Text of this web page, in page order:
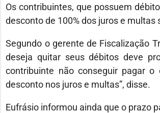
Os contribuintes, que possuem
desconto de 100% dos juros e
Segundo o gerente de Fiscalização
deseja quitar seus débitos deve
contribuinte não conseguir pagar
desconto nos juros e multas”, disse.
Eufrásio informou ainda que o prazo